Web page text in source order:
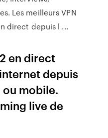
Les meilleurs VPN
direct depuis l ...
en direct
depuis
mobile.
live de